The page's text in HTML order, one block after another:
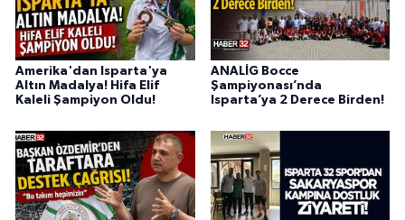
Amerika'dan Isparta'ya
Altın Madalya! Hifa Elif
Kaleli Şampiyon Oldu!
ANALİG Bocce
Şampiyonası’nda
Isparta’ya 2 Derece Birden!